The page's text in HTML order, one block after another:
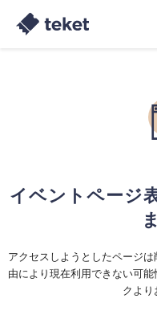
イベントページ
アクセスしようとしたページ
由により現在利用できない可
クより